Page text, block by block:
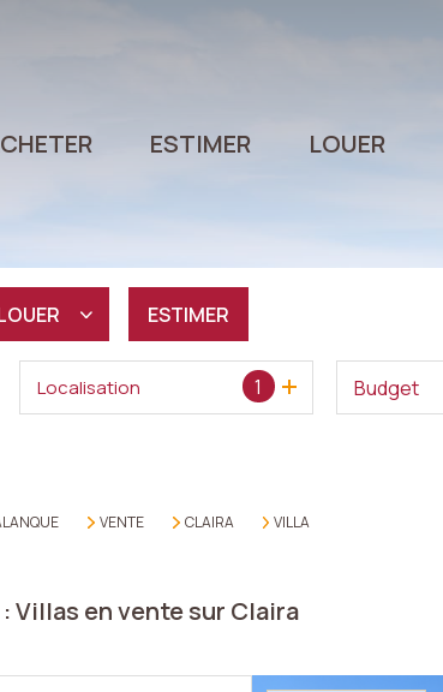
ESTIMER LOUER
à l'année
ESTIMER
1
Localisation Budget
VENTE CLAIRA VILLA
Villas en vente sur Claira